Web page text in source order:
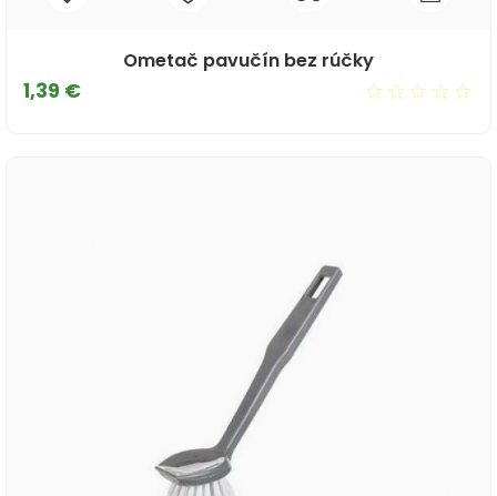
Ometač pavučín bez rúčky
1,39 €Cena